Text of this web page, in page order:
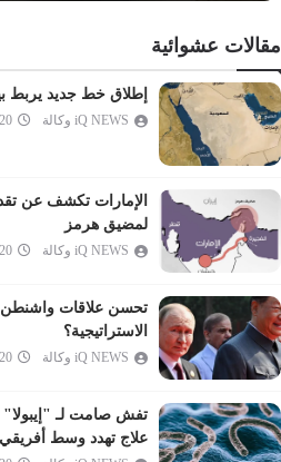
الحاقة
المعارج
الجن
المزمل
المدثر
القيامة
المرسلات
النبأ
عبس
التكوير
مقالات عشوائية
إطلاق خط جديد يربط
iQ NEWS وكالة 20 مايو 2026
الإمارات تكشف عن
لمضيق هرمز
iQ NEWS وكالة 20 مايو 2026
تحسن علاقات واشنطن
الاستراتيجية؟
iQ NEWS وكالة 20 مايو 2026
تفش صامت لـ "إيبولا"
علاج تهدد وسط